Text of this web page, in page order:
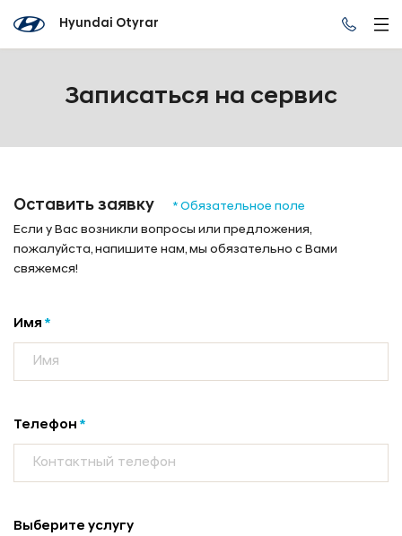
Hyundai Otyrar
Записаться на сервис
Оставить заявку
* Обязательное поле
Если у Вас возникли вопросы или предложения,
пожалуйста, напишите нам, мы обязательно с Вами
свяжемся!
Имя *
Телефон *
Выберите услугу